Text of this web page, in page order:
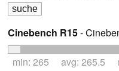
Cinebench R15-
min: 265 avg: 265.5